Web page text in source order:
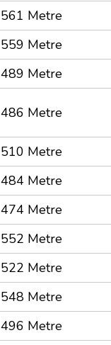
561 Metre
559 Metre
489 Metre
486 Metre
510 Metre
484 Metre
474 Metre
552 Metre
522 Metre
548 Metre
496 Metre